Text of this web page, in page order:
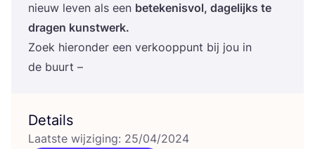
nieuw leven als een bete­ke­nis­vol, dage­lijks te
dra­gen kunstwerk.
Zoek hier­on­der een ver­koop­punt bij jou in
de buurt –
Details
Laatste wijziging: 25/04/2024